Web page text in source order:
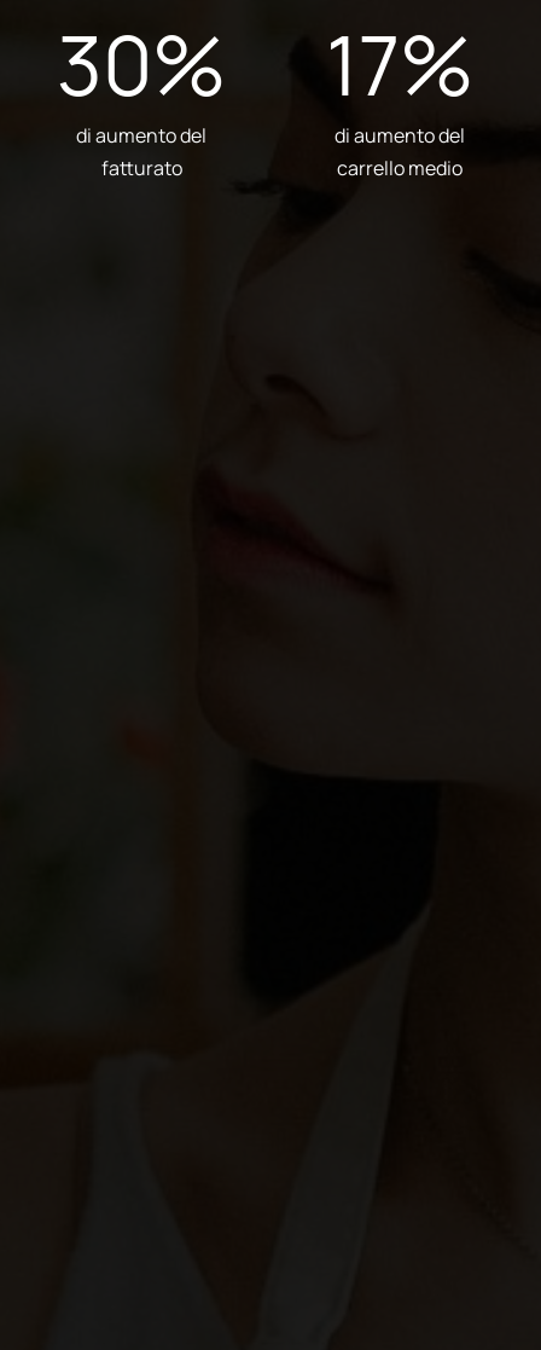
30%
di aumento del
fatturato
17%
di aumento del
carrello medio